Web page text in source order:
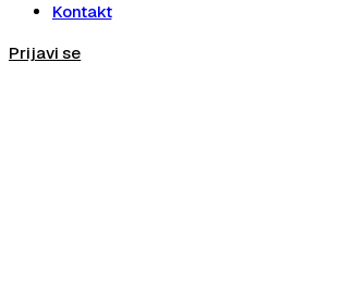
Kontakt
Prijavi se